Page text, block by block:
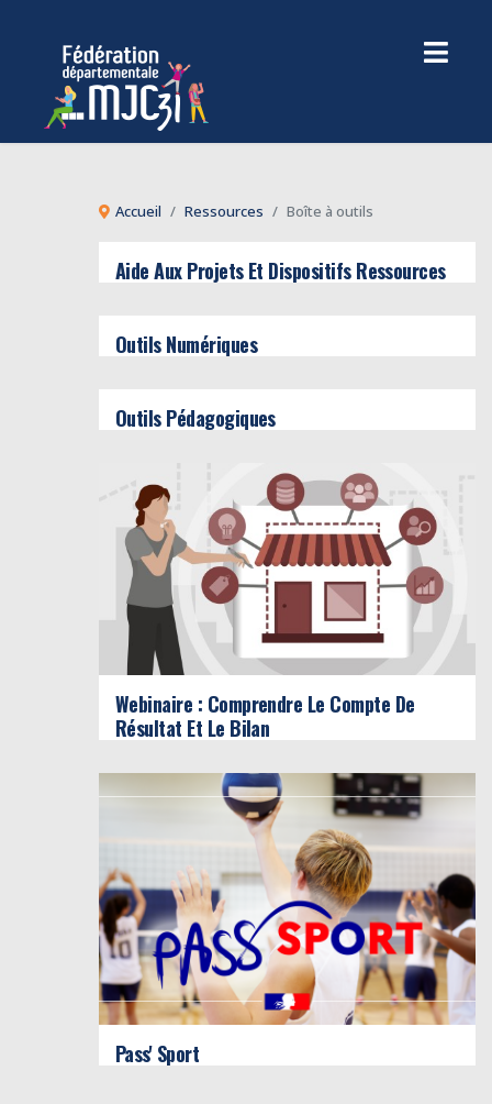
Accueil Ressources Boîte à outils
Aide Aux Projets Et Dispositifs Ressources
Outils Numériques
Outils Pédagogiques
Webinaire : Comprendre Le Compte De
Résultat Et Le Bilan
Pass' Sport